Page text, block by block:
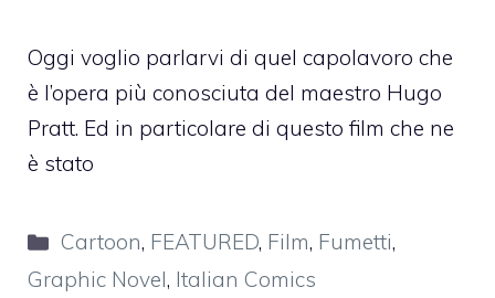
Oggi voglio parlarvi di quel capolavoro che
è l’opera più conosciuta del maestro Hugo
Pratt. Ed in particolare di questo film che ne
è stato
Categorie
Cartoon, FEATURED, Film, Fumetti,
Graphic Novel, Italian Comics